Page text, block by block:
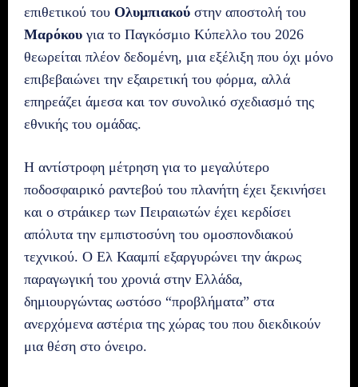
επιθετικού του Ολυμπιακού στην αποστολή του
Μαρόκου για το Παγκόσμιο Κύπελλο του 2026
θεωρείται πλέον δεδομένη, μια εξέλιξη που όχι μόνο
επιβεβαιώνει την εξαιρετική του φόρμα, αλλά
επηρεάζει άμεσα και τον συνολικό σχεδιασμό της
εθνικής του ομάδας.
Η αντίστροφη μέτρηση για το μεγαλύτερο
ποδοσφαιρικό ραντεβού του πλανήτη έχει ξεκινήσει
και ο στράικερ των Πειραιωτών έχει κερδίσει
απόλυτα την εμπιστοσύνη του ομοσπονδιακού
τεχνικού. Ο Ελ Κααμπί εξαργυρώνει την άκρως
παραγωγική του χρονιά στην Ελλάδα,
δημιουργώντας ωστόσο “προβλήματα” στα
ανερχόμενα αστέρια της χώρας του που διεκδικούν
μια θέση στο όνειρο.